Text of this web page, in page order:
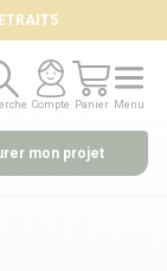
Compte
Compte
Panier
Panier
Menu
Menu
mon projet